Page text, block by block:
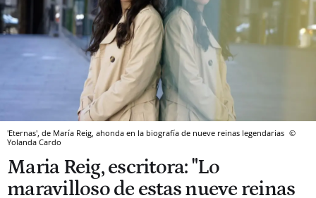
'Eternas', de María Reig, ahonda en la biografía de nueve reinas legendarias ©
Yolanda Cardo
Maria Reig, escritora: "Lo
maravilloso de estas nueve reinas